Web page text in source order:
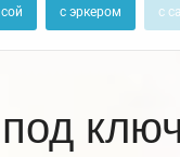
с эркером с